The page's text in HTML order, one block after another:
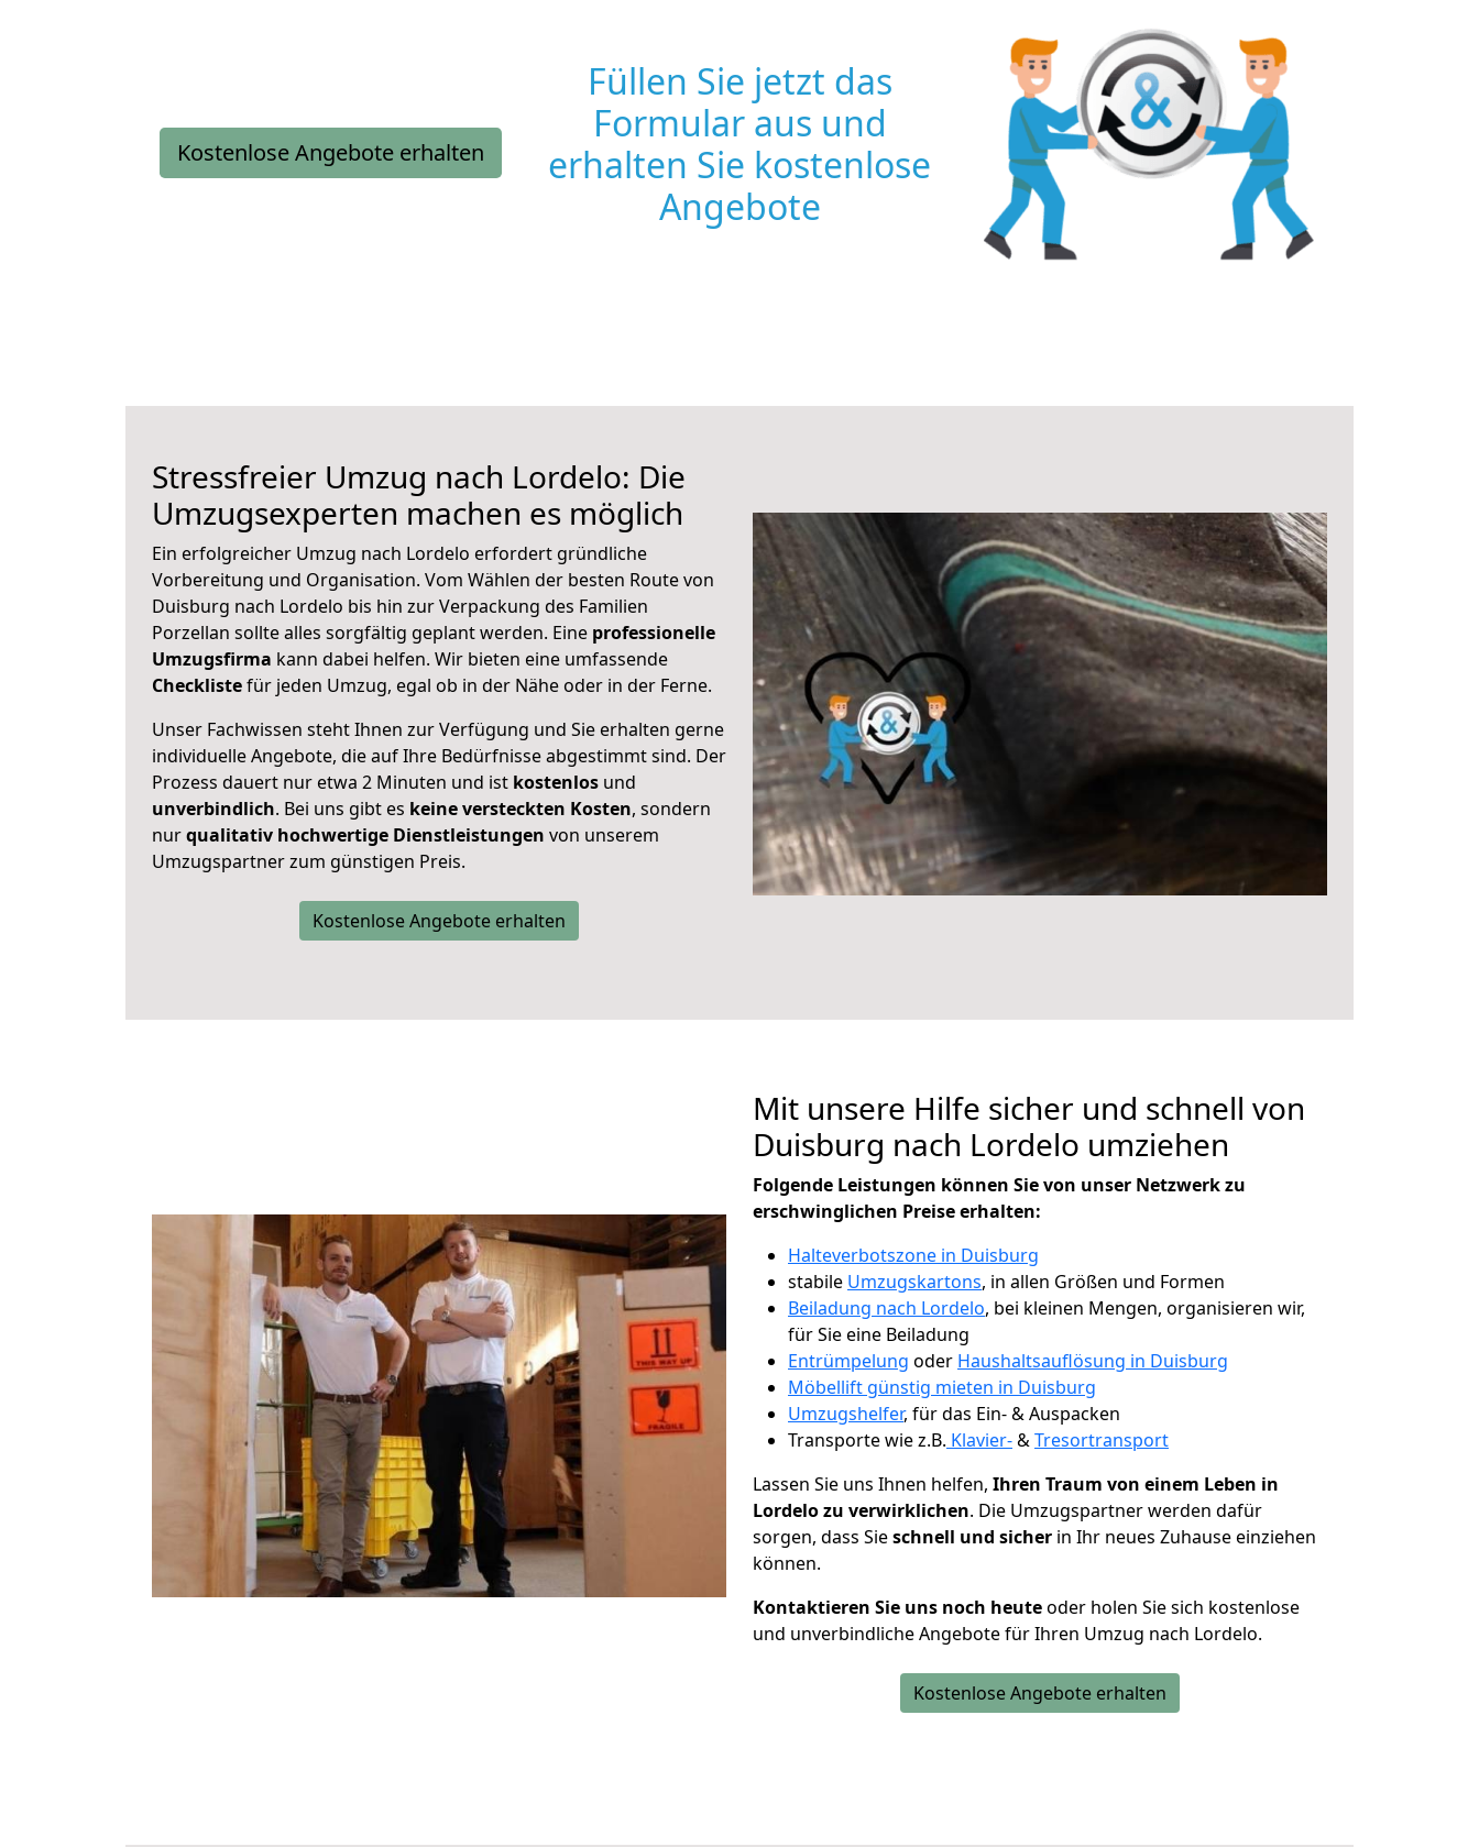
Kostenlose Angebote erhalten
Füllen Sie jetzt das
Formular aus und
erhalten Sie kostenlose
Angebote
Stressfreier Umzug nach Lordelo: Die
Umzugsexperten machen es möglich
Ein erfolgreicher Umzug nach Lordelo erfordert gründliche
Vorbereitung und Organisation. Vom Wählen der besten Route von
Duisburg nach Lordelo bis hin zur Verpackung des Familien
Porzellan sollte alles sorgfältig geplant werden. Eine professionelle
Umzugsfirma kann dabei helfen. Wir bieten eine umfassende
Checklistefür jeden Umzug, egal ob in der Nähe oder in der Ferne.
Unser Fachwissen steht Ihnen zur Verfügung und Sie erhalten gerne
individuelle Angebote, die auf Ihre Bedürfnisse abgestimmt sind. Der
Prozess dauert nur etwa 2 Minuten und ist kostenlos und
unverbindlich. Bei uns gibt es keine versteckten Kosten, sondern
nurqualitativ hochwertige Dienstleistungen von unserem
Umzugspartner zum günstigen Preis.
Kostenlose Angebote erhalten
Mit unsere Hilfe sicher und schnell von
Duisburg nach Lordelo umziehen
Folgende Leistungen können Sie von unser Netzwerk zu
erschwinglichen Preise erhalten:
Halteverbotszone in Duisburg
stabile Umzugskartons, in allen Größen und Formen
Beiladung nach Lordelo, bei kleinen Mengen, organisieren wir,
für Sie eine Beiladung
Entrümpelung oder Haushaltsauflösung in Duisburg
Möbellift günstig mieten in Duisburg
Umzugshelfer, für das Ein- & Auspacken
Transporte wie z.B. Klavier-&Tresortransport
Lassen Sie uns Ihnen helfen, Ihren Traum von einem Leben in
Lordelo zu verwirklichen. Die Umzugspartner werden dafür
sorgen, dass Sieschnell und sicher in Ihr neues Zuhause einziehen
können.
Kontaktieren Sie uns noch heuteoder holen Sie sich kostenlose
und unverbindliche Angebote für Ihren Umzug nach Lordelo.
Kostenlose Angebote erhalten